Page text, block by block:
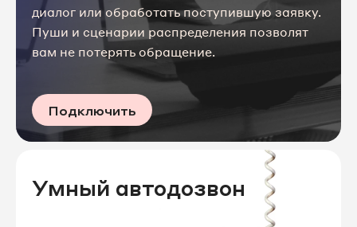
диалог или обработать поступившую заявку.
Пуши и сценарии распределения позволят
вам не потерять обращение.
Подключить
Умный автодозвон